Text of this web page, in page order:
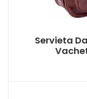
Servieta